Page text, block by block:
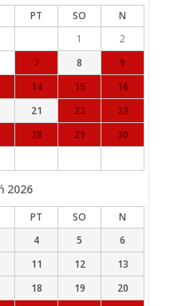
PT SO
N
1
2
7 8
9
14 15
16
21 22
23
28 29
30
2026
PT SO
N
4 5
6
11 12
13
18 19
20